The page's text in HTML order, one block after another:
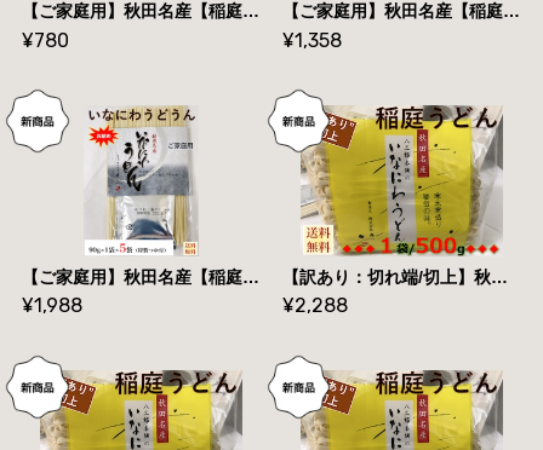
【ご家庭用】秋田名産【稲庭うどん】９０g /袋＆つゆ付【手作り技法】【送料無料】
¥780
【ご家庭用】秋田名産【稲庭うどん】（９０g /袋＆つゆ付）×３袋【手作り技法】【送料無料】
¥1,358
【ご家庭用】秋田名産【稲庭うどん】（９０g /袋＆つゆ付）×５袋【手作り技法】【送料無料】
¥1,988
【訳あり：切れ端/切上】秋田名産【稲庭うどん】５００g /袋【手作り技法】【送料無料】
¥2,288